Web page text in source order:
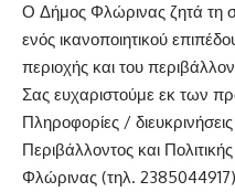
Ο Δήμος Φλώρινας ζητά τη
ενός ικανοποιητικού
περιοχής και του
Σας ευχαριστούμε εκ των
Πληροφορίες /
Περιβάλλοντος και
Φλώρινας (τηλ. 2385044917)